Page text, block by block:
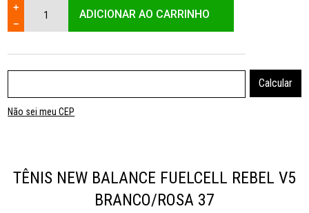
＋
－
ADICIONAR AO CARRINHO
Não sei meu CEP
TÊNIS NEW BALANCE FUELCELL REBEL V5
BRANCO/ROSA 37